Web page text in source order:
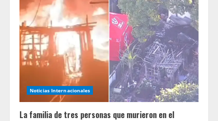
Noticias Internacionales
La familia de tres personas que murieron en el